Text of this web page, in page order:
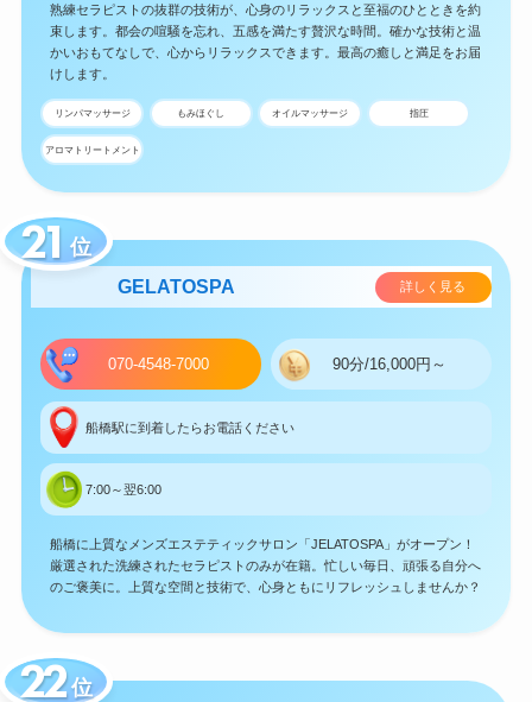
熟練セラピストの抜群の技術が、心身のリラックスと至福のひとときを約
束します。都会の喧騒を忘れ、五感を満たす贅沢な時間。確かな技術と温
かいおもてなしで、心からリラックスできます。最高の癒しと満足をお届
けします。
リンパマッサージ もみほぐし オイルマッサージ 指圧
アロマトリートメント
位
GELATOSPA 詳しく見る
070-4548-7000 90分/16,000円～
船橋駅に到着したらお電話ください
7:00～翌6:00
船橋に上質なメンズエステティックサロン「JELATOSPA」がオープン！
厳選された洗練されたセラピストのみが在籍。忙しい毎日、頑張る自分へ
のご褒美に。上質な空間と技術で、心身ともにリフレッシュしませんか？
位